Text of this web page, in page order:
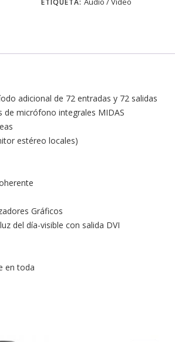
ETIQUETA:
adicional de 72 entradas y 72 salidas
de micrófono integrales MIDAS
estéreo locales)
Gráficos
del día-visible con salida DVI
en toda